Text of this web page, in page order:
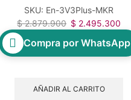
SKU: En-3V3Plus-MKR
$2.879.900 $ 2.495.300
Compra por WhatsApp
AÑADIR AL CARRITO